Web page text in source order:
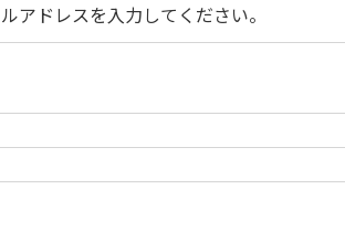
アドレスを入力してください。